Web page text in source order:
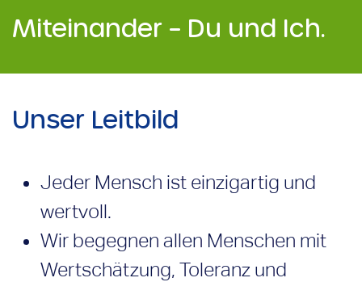
Miteinander – Du und Ich.
Unser Leitbild
Jeder Mensch ist einzigartig und
wertvoll.
Wir begegnen allen Menschen mit
Wertschätzung, Toleranz und